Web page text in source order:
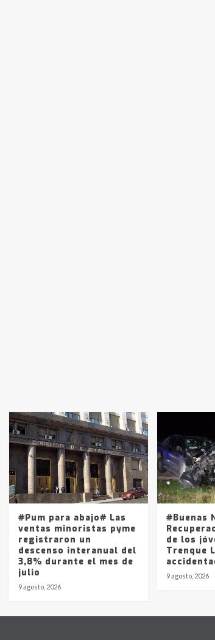
#Pum para abajo# Las
ventas minoristas pyme
registraron un
descenso interanual del
3,8% durante el mes de
julio
9 agosto, 2026
#Buenas
de los
Trenque
9 agosto, 2026